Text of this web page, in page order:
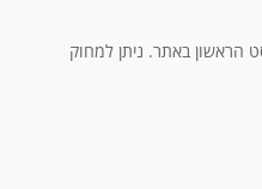
הראשון באתר. ניתן למחוק